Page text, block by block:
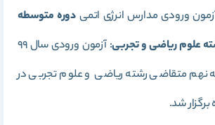
دوره متوسطه
علوم ریاضی و تجربی
: آزمون ورودی سال 99
نهم متقاضی رشته ریاضی و علوم تجربی در